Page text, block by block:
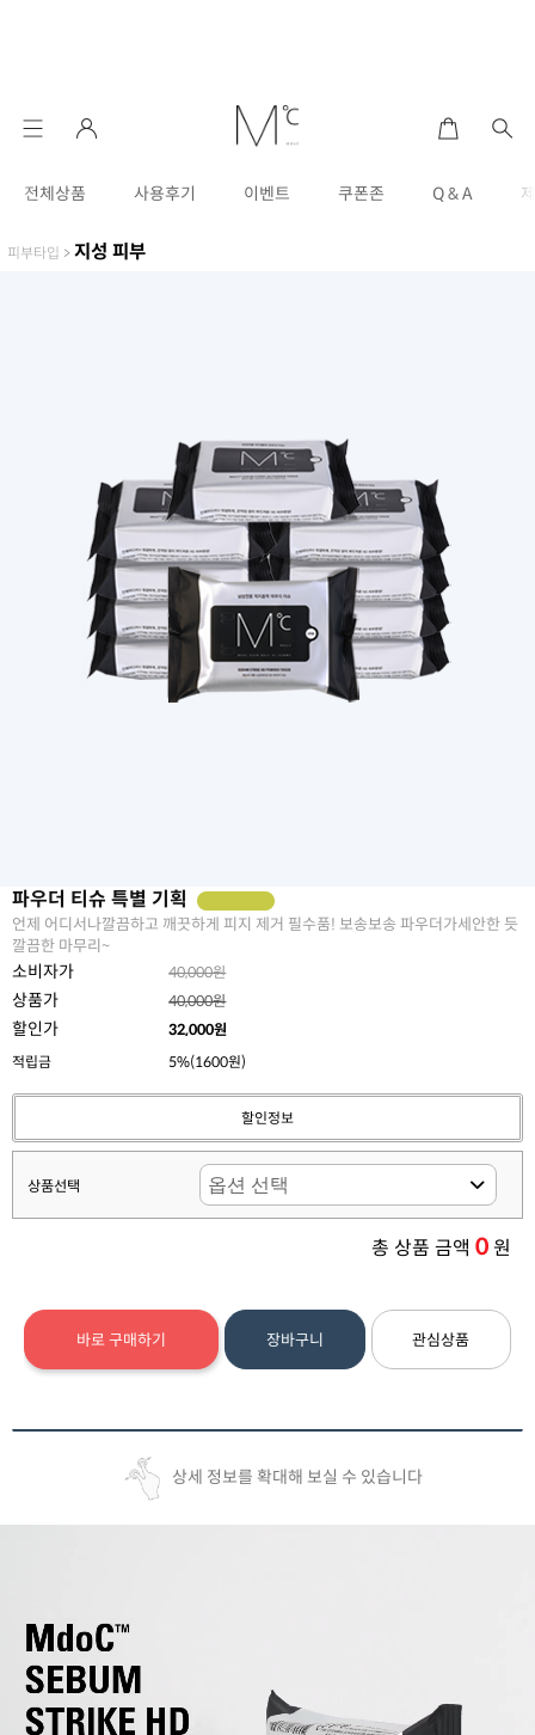
전체상품 사용후기 이벤트 쿠폰존 Q & A
피부타입 > 지성 피부
파우더 티슈 특별 기획
언제 어디서나깔끔하고 깨끗하게 피지 제거 필수품! 보송보송 파우더가세안한 듯
깔끔한 마무리~
소비자가 40,000원
상품가 40,000원
할인가 32,000원
적립금
5%(1600원)
할인정보
상품선택
총 상품 금액 0원
바로 구매하기 장바구니 관심상품
상세 정보를 확대해 보실 수 있습니다